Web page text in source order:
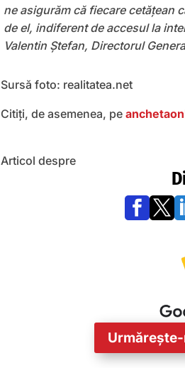
ne asigurăm că fiecare cetățean
de el, indiferent de accesul la
Valentin Ștefan, Directorul
Sursă foto: realitatea.net
Citiți, de asemenea, pe
Articol despre
 